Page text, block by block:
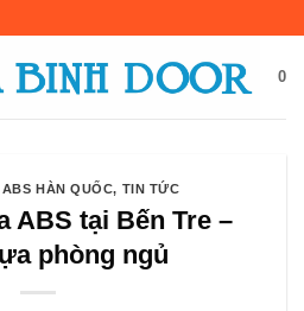
0
HÀN QUỐC, TIN TỨC
ABS tại Bến Tre –
phòng ngủ